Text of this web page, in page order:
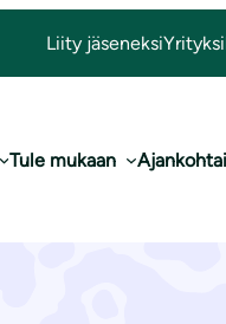
Liity jäseneksi
Tule mukaan